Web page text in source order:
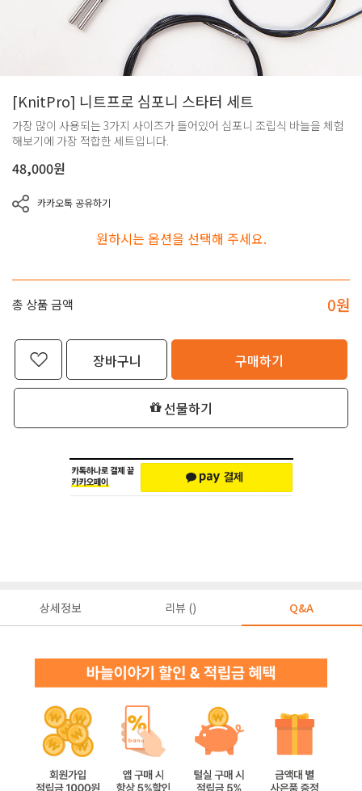
[KnitPro] 니트프로 심포니 스타터 세트
가장 많이 사용되는 3가지 사이즈가 들어있어 심포니 조립식 바늘을 체험
해보기에 가장 적합한 세트입니다.
48,000원
카카오톡 공유하기
원하시는 옵션을 선택해 주세요.
총 상품 금액 0원
장바구니 구매하기
선물하기
상세정보 리뷰 () Q&A